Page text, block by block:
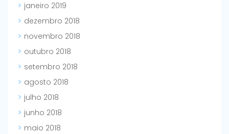
janeiro 2019
dezembro 2018
novembro 2018
outubro 2018
setembro 2018
agosto 2018
julho 2018
junho 2018
maio 2018